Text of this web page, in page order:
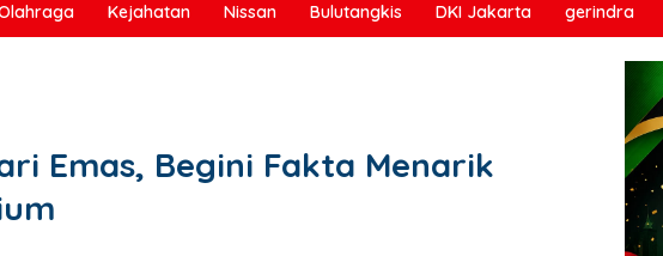
Kejahatan Nissan Bulutangkis DKI Jakarta gerindra
Emas, Begini Fakta Menarik